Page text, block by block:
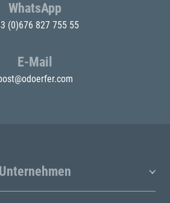
WhatsApp
(0)676 827 755 55
E-Mail
Unternehmen